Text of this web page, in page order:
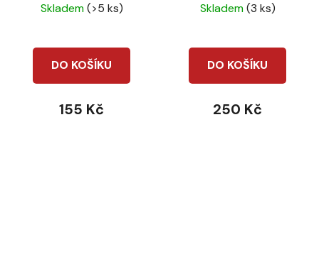
Skladem(>5 ks)
DO KOŠÍKU
155 Kč
Skladem(3 ks)
DO KOŠÍKU
250 Kč